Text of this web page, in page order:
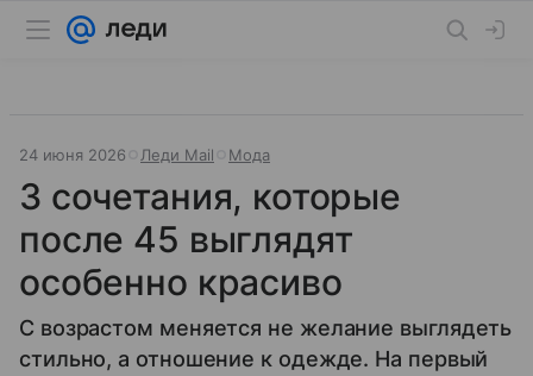
24 июня 2026 Леди Mail Мода
3 сочетания, которые
после 45 выглядят
особенно красиво
С возрастом меняется не желание выглядеть
стильно, а отношение к одежде. На первый